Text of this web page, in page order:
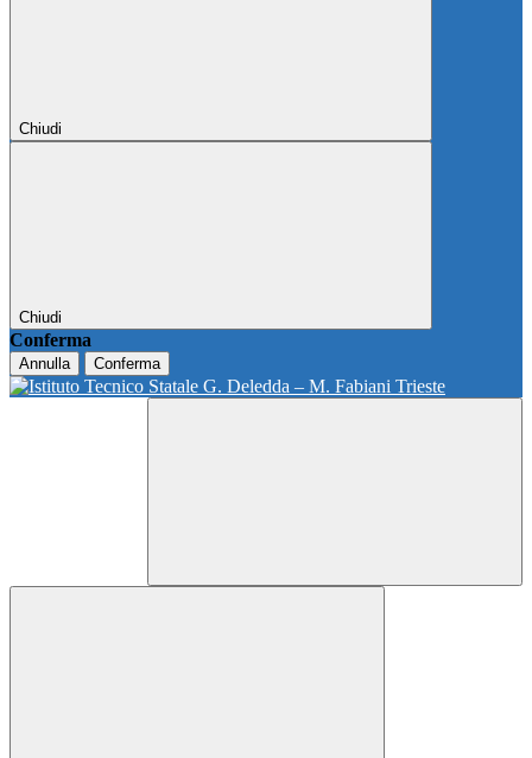
Chiudi
Chiudi
Conferma
Annulla Conferma